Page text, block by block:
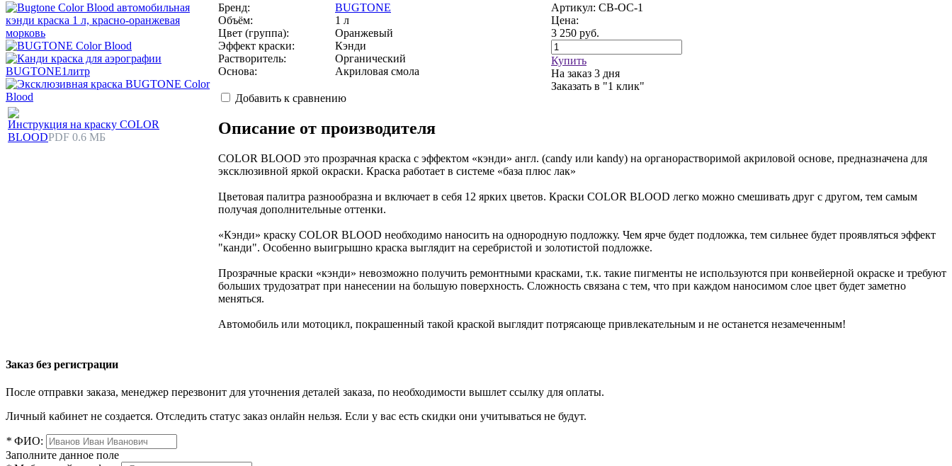
Бренд:
BUGTONE
Объём:
1 л
Цвет (группа):
Оранжевый
Эффект краски:
Кэнди
Растворитель:
Органический
Основа:
Акриловая смола
Добавить к сравнению
Артикул: CB-OC-1
Цена:
3 250 руб.
Купить
На заказ 3 дня
Заказать в "1 клик"
Инструкция на краску COLOR
BLOODPDF 0.6 МБ Описание от производителя
COLOR BLOOD это прозрачная краска с эффектом «кэнди» англ. (candy или kandy) на органорастворимой акриловой основе, предназначена для
эксклюзивной яркой окраски. Краска работает в системе «база плюс лак»
Цветовая палитра разнообразна и включает в себя 12 ярких цветов. Краски COLOR BLOOD легко можно смешивать друг с другом, тем самым
получая дополнительные оттенки.
«Кэнди» краску COLOR BLOOD необходимо наносить на однородную подложку. Чем ярче будет подложка, тем сильнее будет проявляться эффект
"канди". Особенно выигрышно краска выглядит на серебристой и золотистой подложке.
Прозрачные краски «кэнди» невозможно получить ремонтными красками, т.к. такие пигменты не используются при конвейерной окраске и требуют
больших трудозатрат при нанесении на большую поверхность. Сложность связана с тем, что при каждом наносимом слое цвет будет заметно
меняться.
Автомобиль или мотоцикл, покрашенный такой краской выглядит потрясающе привлекательным и не останется незамеченным!
Заказ без регистрации
После отправки заказа, менеджер перезвонит для уточнения деталей заказа, по необходимости вышлет ссылку для оплаты.
Личный кабинет не создается. Отследить статус заказ онлайн нельзя. Если у вас есть скидки они учитываться не будут.
* ФИО:
Заполните данное поле